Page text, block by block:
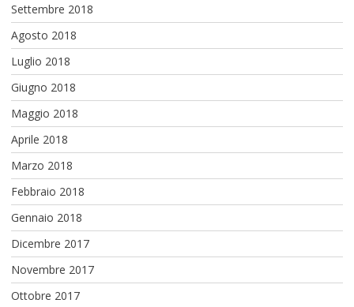
Settembre 2018
Agosto 2018
Luglio 2018
Giugno 2018
Maggio 2018
Aprile 2018
Marzo 2018
Febbraio 2018
Gennaio 2018
Dicembre 2017
Novembre 2017
Ottobre 2017